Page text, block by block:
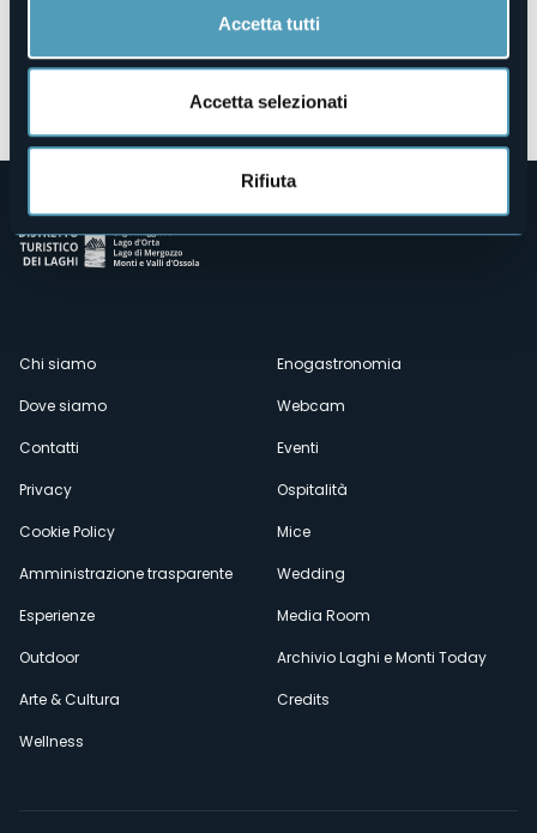
Accetta tutti
Accetta selezionati
Rifiuta
Menù
secondario
Chi siamo
Dove siamo
Contatti
Privacy
Cookie Policy
Amministrazione trasparente
Esperienze
Outdoor
Arte & Cultura
Wellness
Enogastronomia
Webcam
Eventi
Ospitalità
Mice
Wedding
Media Room
Archivio Laghi e Monti Today
Credits